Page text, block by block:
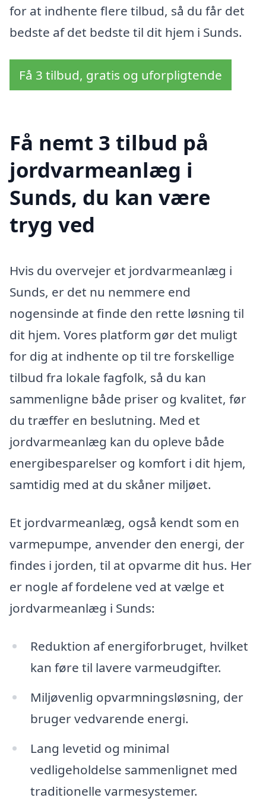
for at indhente flere tilbud, så du får det
bedste af det bedste til dit hjem i Sunds.
Få 3 tilbud, gratis og uforpligtende
Få nemt 3 tilbud på
jordvarmeanlæg i
Sunds, du kan være
tryg ved
Hvis du overvejer et jordvarmeanlæg i
Sunds, er det nu nemmere end
nogensinde at finde den rette løsning til
dit hjem. Vores platform gør det muligt
for dig at indhente op til tre forskellige
tilbud fra lokale fagfolk, så du kan
sammenligne både priser og kvalitet, før
du træffer en beslutning. Med et
jordvarmeanlæg kan du opleve både
energibesparelser og komfort i dit hjem,
samtidig med at du skåner miljøet.
Et jordvarmeanlæg, også kendt som en
varmepumpe, anvender den energi, der
findes i jorden, til at opvarme dit hus. Her
er nogle af fordelene ved at vælge et
jordvarmeanlæg i Sunds:
Reduktion af energiforbruget, hvilket
kan føre til lavere varmeudgifter.
Miljøvenlig opvarmningsløsning, der
bruger vedvarende energi.
Lang levetid og minimal
vedligeholdelse sammenlignet med
traditionelle varmesystemer.